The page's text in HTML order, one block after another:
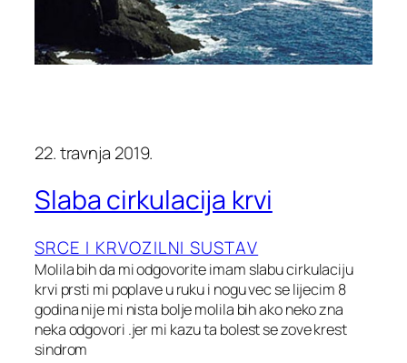
22. travnja 2019.
Slaba cirkulacija krvi
SRCE I KRVOZILNI SUSTAV
Molila bih da mi odgovorite imam slabu cirkulaciju
krvi prsti mi poplave u ruku i nogu vec se lijecim 8
godina nije mi nista bolje molila bih ako neko zna
neka odgovori .jer mi kazu ta bolest se zove krest
sindrom